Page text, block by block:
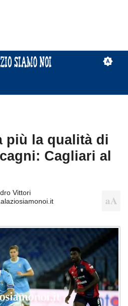
più la qualità di
Cagliari al
Vittori